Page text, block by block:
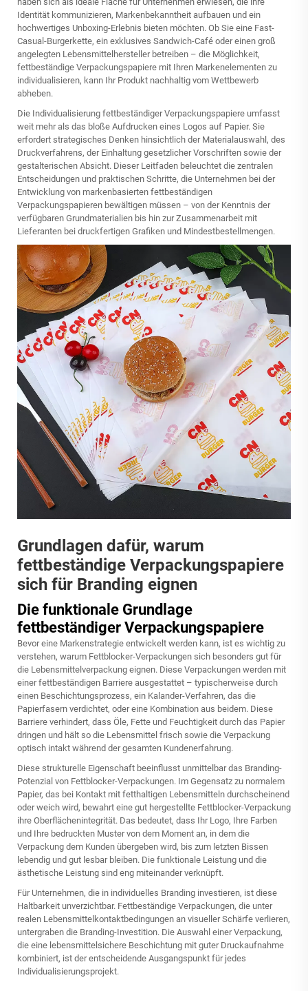
Identität kommunizieren, Markenbekanntheit aufbauen und ein
hochwertiges Unboxing-Erlebnis bieten möchten. Ob Sie eine Fast-
Casual-Burgerkette, ein exklusives Sandwich-Café oder einen groß
angelegten Lebensmittelhersteller betreiben – die Möglichkeit,
fettbeständige Verpackungspapiere mit Ihren Markenelementen zu
individualisieren, kann Ihr Produkt nachhaltig vom Wettbewerb
abheben.
Die Individualisierung fettbeständiger Verpackungspapiere umfasst
weit mehr als das bloße Aufdrucken eines Logos auf Papier. Sie
erfordert strategisches Denken hinsichtlich der Materialauswahl, des
Druckverfahrens, der Einhaltung gesetzlicher Vorschriften sowie der
gestalterischen Absicht. Dieser Leitfaden beleuchtet die zentralen
Entscheidungen und praktischen Schritte, die Unternehmen bei der
Entwicklung von markenbasierten fettbeständigen
Verpackungspapieren bewältigen müssen – von der Kenntnis der
verfügbaren Grundmaterialien bis hin zur Zusammenarbeit mit
Lieferanten bei druckfertigen Grafiken und Mindestbestellmengen.
Grundlagen dafür, warum
fettbeständige Verpackungspapiere
sich für Branding eignen
Die funktionale Grundlage
fettbeständiger Verpackungspapiere
Bevor eine Markenstrategie entwickelt werden kann, ist es wichtig zu
verstehen, warum Fettblocker-Verpackungen sich besonders gut für
die Lebensmittelverpackung eignen. Diese Verpackungen werden mit
einer fettbeständigen Barriere ausgestattet – typischerweise durch
einen Beschichtungsprozess, ein Kalander-Verfahren, das die
Papierfasern verdichtet, oder eine Kombination aus beidem. Diese
Barriere verhindert, dass Öle, Fette und Feuchtigkeit durch das Papier
dringen und hält so die Lebensmittel frisch sowie die Verpackung
optisch intakt während der gesamten Kundenerfahrung.
Diese strukturelle Eigenschaft beeinflusst unmittelbar das Branding-
Potenzial von Fettblocker-Verpackungen. Im Gegensatz zu normalem
Papier, das bei Kontakt mit fetthaltigen Lebensmitteln durchscheinend
oder weich wird, bewahrt eine gut hergestellte Fettblocker-Verpackung
ihre Oberflächenintegrität. Das bedeutet, dass Ihr Logo, Ihre Farben
und Ihre bedruckten Muster von dem Moment an, in dem die
Verpackung dem Kunden übergeben wird, bis zum letzten Bissen
lebendig und gut lesbar bleiben. Die funktionale Leistung und die
ästhetische Leistung sind eng miteinander verknüpft.
Für Unternehmen, die in individuelles Branding investieren, ist diese
Haltbarkeit unverzichtbar. Fettbeständige Verpackungen, die unter
realen Lebensmittelkontaktbedingungen an visueller Schärfe verlieren,
untergraben die Branding-Investition. Die Auswahl einer Verpackung,
die eine lebensmittelsichere Beschichtung mit guter Druckaufnahme
kombiniert, ist der entscheidende Ausgangspunkt für jedes
Individualisierungsprojekt.